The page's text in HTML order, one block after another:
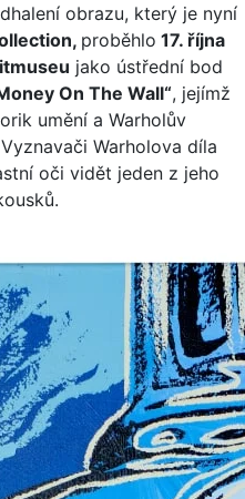
obrazu, který je nyní
proběhlo 17. října
jako ústřední bod
On The Wall“, jejímž
umění a Warholův
Warholova díla
oči vidět jeden z jeho